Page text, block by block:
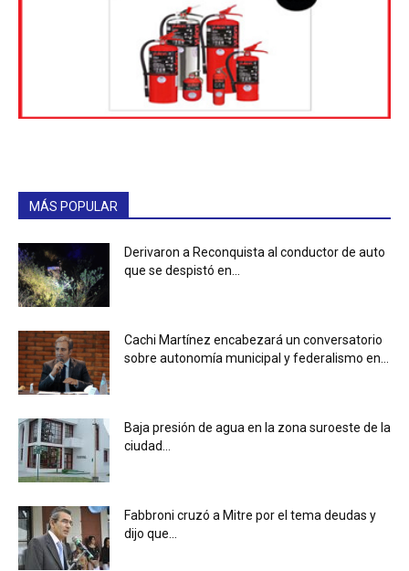
MÁS POPULAR
Derivaron a Reconquista al conductor de auto
que se despistó en...
Cachi Martínez encabezará un conversatorio
sobre autonomía municipal y federalismo en...
Baja presión de agua en la zona suroeste de la
ciudad...
Fabbroni cruzó a Mitre por el tema deudas y
dijo que...